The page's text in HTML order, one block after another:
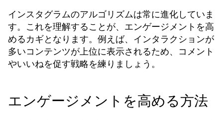
インスタグラムのアルゴリズムは常に進化していま
す。これを理解することが、エンゲージメントを高
めるカギとなります。例えば、インタラクションが
多いコンテンツが上位に表示されるため、コメント
やいいねを促す戦略を練りましょう。
エンゲージメントを高める方法